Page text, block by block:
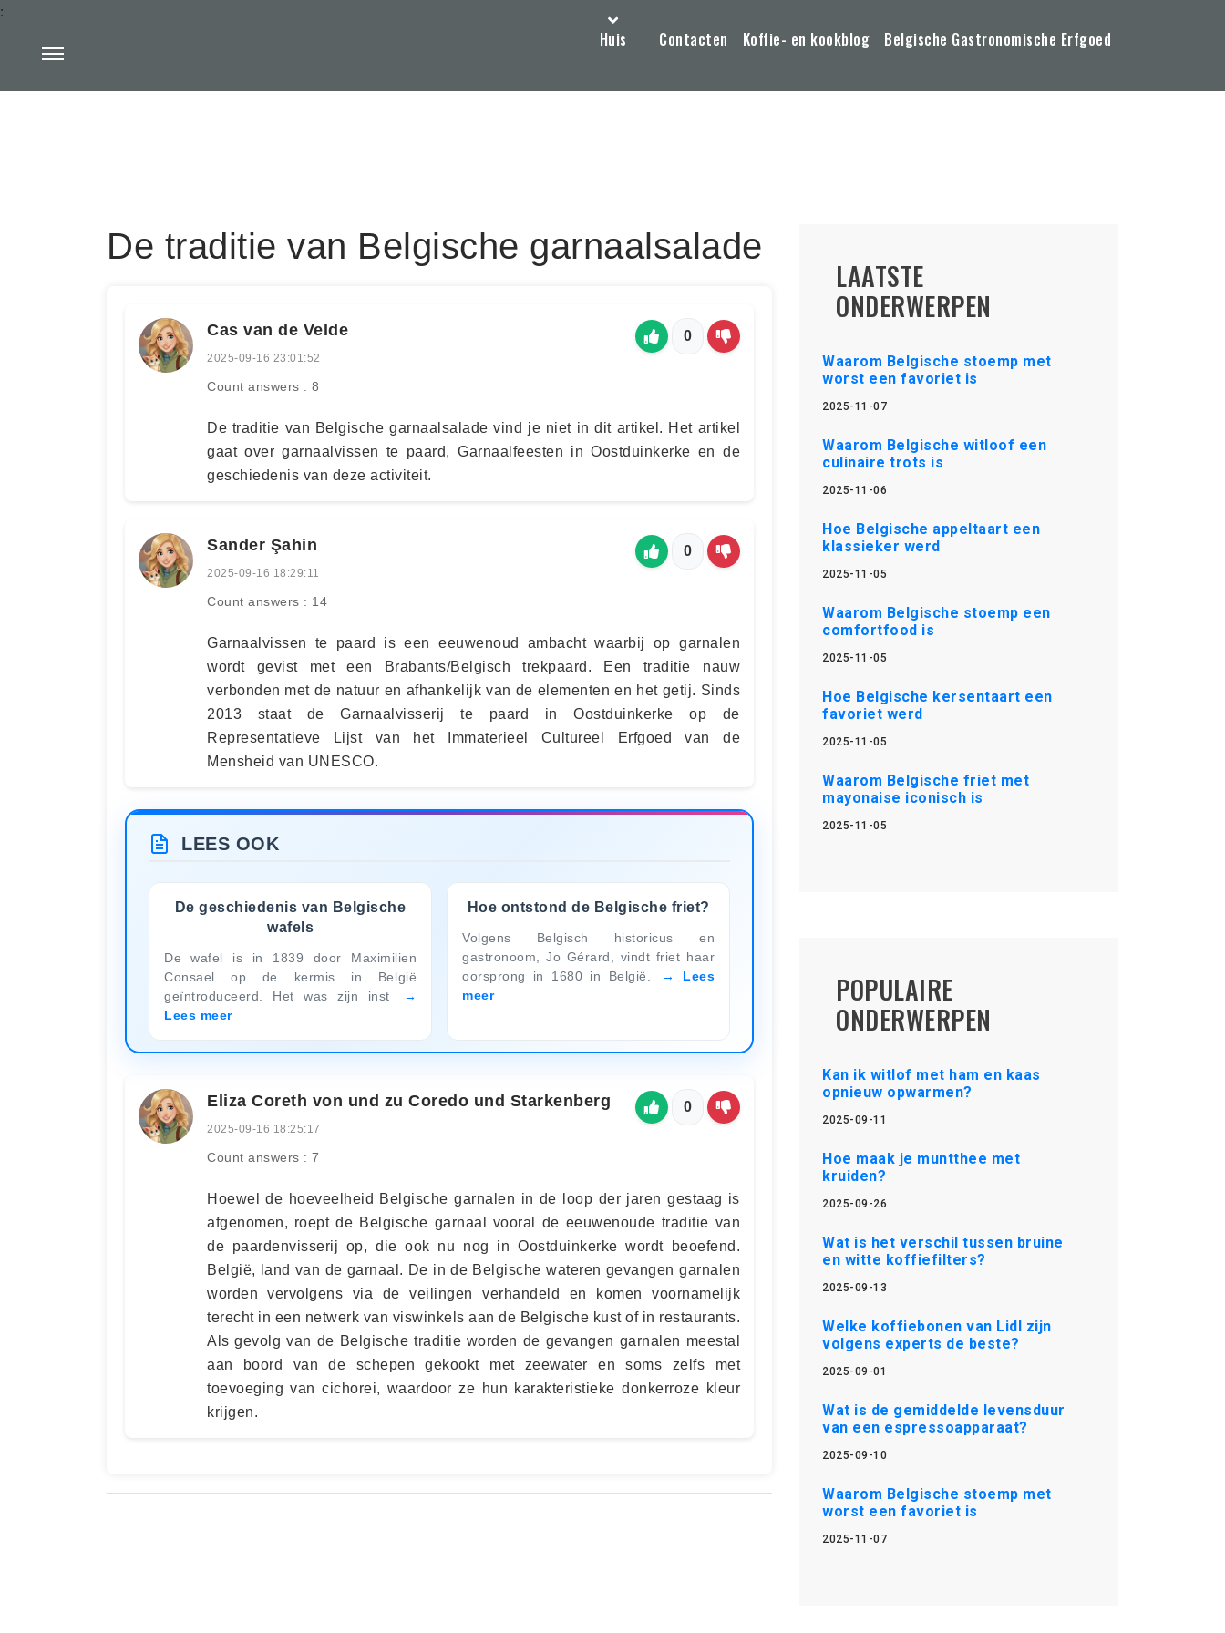
Huis Contacten Koffie- en kookblog Belgische Gastronomische Erfgoed
:
De traditie van Belgische garnaalsalade
Cas van de Velde
2025-09-16 23:01:52
Count answers : 8
0
De traditie van Belgische garnaalsalade vind je niet in dit artikel. Het artikel
gaat over garnaalvissen te paard, Garnaalfeesten in Oostduinkerke en de
geschiedenis van deze activiteit.
Sander Şahin
2025-09-16 18:29:11
Count answers : 14
0
Garnaalvissen te paard is een eeuwenoud ambacht waarbij op garnalen
wordt gevist met een Brabants/Belgisch trekpaard. Een traditie nauw
verbonden met de natuur en afhankelijk van de elementen en het getij. Sinds
2013 staat de Garnaalvisserij te paard in Oostduinkerke op de
Representatieve Lijst van het Immaterieel Cultureel Erfgoed van de
Mensheid van UNESCO.
LEES OOK
De geschiedenis van Belgische
wafels
De wafel is in 1839 door Maximilien
Consael op de kermis in België
geïntroduceerd. Het was zijn inst
Lees meer
Hoe ontstond de Belgische friet?
Volgens Belgisch historicus en
gastronoom, Jo Gérard, vindt friet haar
oorsprong in 1680 in België.
Lees
meer
Eliza Coreth von und zu Coredo und Starkenberg
2025-09-16 18:25:17
Count answers : 7
0
Hoewel de hoeveelheid Belgische garnalen in de loop der jaren gestaag is
afgenomen, roept de Belgische garnaal vooral de eeuwenoude traditie van
de paardenvisserij op, die ook nu nog in Oostduinkerke wordt beoefend.
België, land van de garnaal. De in de Belgische wateren gevangen garnalen
worden vervolgens via de veilingen verhandeld en komen voornamelijk
terecht in een netwerk van viswinkels aan de Belgische kust of in restaurants.
Als gevolg van de Belgische traditie worden de gevangen garnalen meestal
aan boord van de schepen gekookt met zeewater en soms zelfs met
toevoeging van cichorei, waardoor ze hun karakteristieke donkerroze kleur
krijgen.
LAATSTE
ONDERWERPEN
Waarom Belgische stoemp met
worst een favoriet is
2025-11-07
Waarom Belgische witloof een
culinaire trots is
2025-11-06
Hoe Belgische appeltaart een
klassieker werd
2025-11-05
Waarom Belgische stoemp een
comfortfood is
2025-11-05
Hoe Belgische kersentaart een
favoriet werd
2025-11-05
Waarom Belgische friet met
mayonaise iconisch is
2025-11-05
POPULAIRE
ONDERWERPEN
Kan ik witlof met ham en kaas
opnieuw opwarmen?
2025-09-11
Hoe maak je muntthee met
kruiden?
2025-09-26
Wat is het verschil tussen bruine
en witte koffiefilters?
2025-09-13
Welke koffiebonen van Lidl zijn
volgens experts de beste?
2025-09-01
Wat is de gemiddelde levensduur
van een espressoapparaat?
2025-09-10
Waarom Belgische stoemp met
worst een favoriet is
2025-11-07